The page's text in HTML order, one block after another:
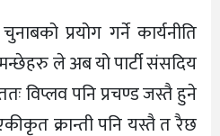
प्रयोग गर्ने कार्यनीति
ले अब यो पार्टी संसदिय
विप्लव पनि प्रचण्ड जस्तै हुने
क्रान्ती पनि यस्तै त रैछ